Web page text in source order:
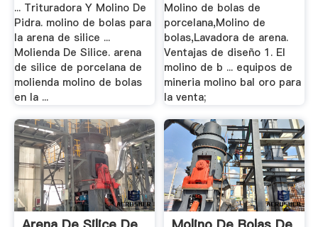
... Trituradora Y Molino De
Pidra. molino de bolas para
la arena de silice ...
Molienda De Silice. arena
de silice de porcelana de
molienda molino de bolas
en la ...
Molino de bolas de
porcelana,Molino de
bolas,Lavadora de arena.
Ventajas de diseño 1. El
molino de b ... equipos de
mineria molino bal oro para
la venta;